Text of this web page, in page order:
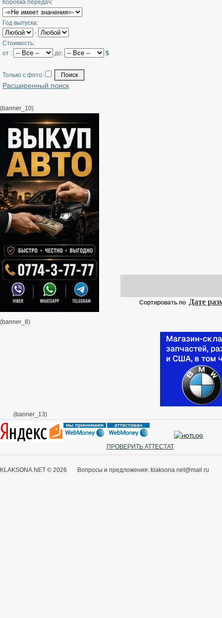
Коробка передач:
Год выпуска:
-
Стоимость:
от :
до: $
Только с фото:
Расширенный поиск
(banner_10)
(banner_8)
Сортировать по Дате
(banner_13)
ПРОВЕРИТЬ АТТЕСТАТ
KLAKSONA.NET © 2026 Вопросы и предложения: klaksona.net@mail.ru